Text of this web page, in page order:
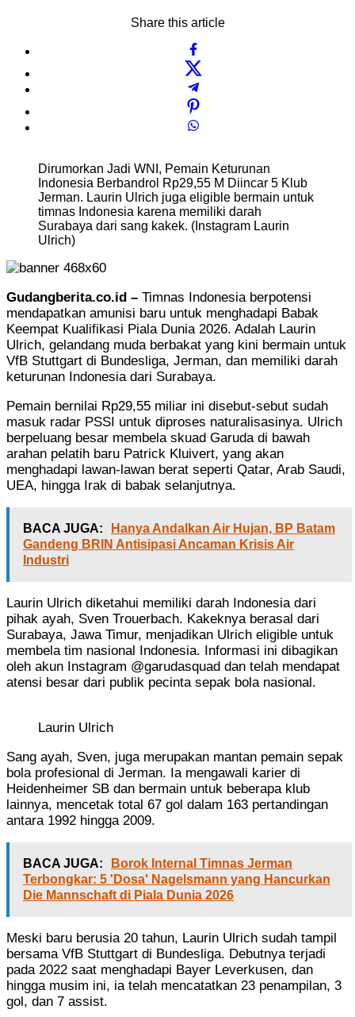
Share this article
Dirumorkan Jadi WNI, Pemain Keturunan
Indonesia Berbandrol Rp29,55 M Diincar 5 Klub
Jerman. Laurin Ulrich juga eligible bermain untuk
timnas Indonesia karena memiliki darah
Surabaya dari sang kakek. (Instagram Laurin
Ulrich)
Gudangberita.co.id – Timnas Indonesia berpotensi
mendapatkan amunisi baru untuk menghadapi Babak
Keempat Kualifikasi Piala Dunia 2026. Adalah Laurin
Ulrich, gelandang muda berbakat yang kini bermain untuk
VfB Stuttgart di Bundesliga, Jerman, dan memiliki darah
keturunan Indonesia dari Surabaya.
Pemain bernilai Rp29,55 miliar ini disebut-sebut sudah
masuk radar PSSI untuk diproses naturalisasinya. Ulrich
berpeluang besar membela skuad Garuda di bawah
arahan pelatih baru Patrick Kluivert, yang akan
menghadapi lawan-lawan berat seperti Qatar, Arab Saudi,
UEA, hingga Irak di babak selanjutnya.
BACA JUGA:
Hanya Andalkan Air Hujan, BP Batam
Gandeng BRIN Antisipasi Ancaman Krisis Air
Industri
Laurin Ulrich diketahui memiliki darah Indonesia dari
pihak ayah, Sven Trouerbach. Kakeknya berasal dari
Surabaya, Jawa Timur, menjadikan Ulrich eligible untuk
membela tim nasional Indonesia. Informasi ini dibagikan
oleh akun Instagram @garudasquad dan telah mendapat
atensi besar dari publik pecinta sepak bola nasional.
Laurin Ulrich
Sang ayah, Sven, juga merupakan mantan pemain sepak
bola profesional di Jerman. Ia mengawali karier di
Heidenheimer SB dan bermain untuk beberapa klub
lainnya, mencetak total 67 gol dalam 163 pertandingan
antara 1992 hingga 2009.
BACA JUGA:
Borok Internal Timnas Jerman
Terbongkar: 5 'Dosa' Nagelsmann yang Hancurkan
Die Mannschaft di Piala Dunia 2026
Meski baru berusia 20 tahun, Laurin Ulrich sudah tampil
bersama VfB Stuttgart di Bundesliga. Debutnya terjadi
pada 2022 saat menghadapi Bayer Leverkusen, dan
hingga musim ini, ia telah mencatatkan 23 penampilan, 3
gol, dan 7 assist.